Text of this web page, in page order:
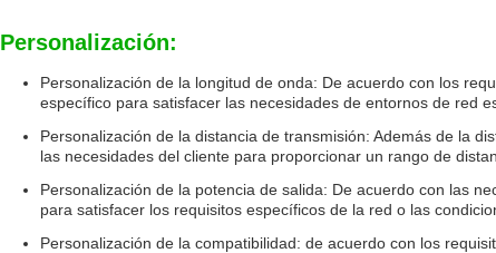
Personalización:
Personalización de la longitud de onda: De acuerdo con los
específico para satisfacer las necesidades de entornos de red
Personalización de la distancia de transmisión: Además de la
las necesidades del cliente para proporcionar un rango de
Personalización de la potencia de salida: De acuerdo con las
para satisfacer los requisitos específicos de la red o las
Personalización de la compatibilidad: de acuerdo con los